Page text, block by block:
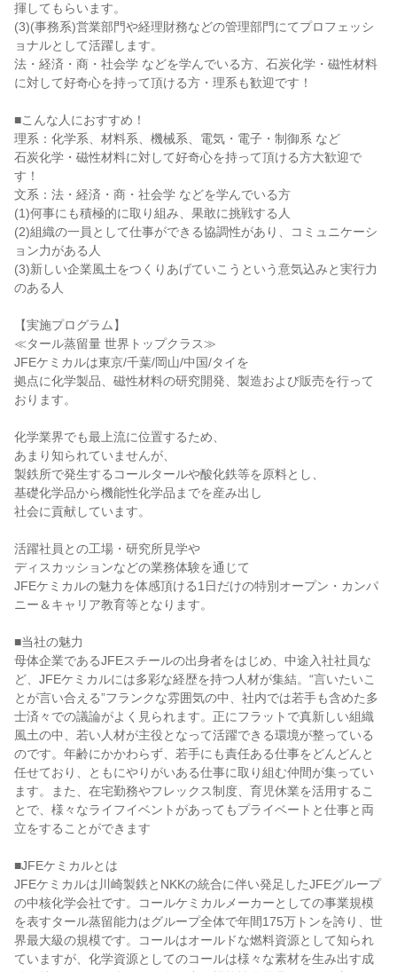
揮してもらいます。
(3)(事務系)営業部門や経理財務などの管理部門にてプロフェッシ
ョナルとして活躍します。
法・経済・商・社会学 などを学んでいる方、石炭化学・磁性材料
に対して好奇心を持って頂ける方・理系も歓迎です！
■こんな人におすすめ！
理系：化学系、材料系、機械系、電気・電子・制御系 など
石炭化学・磁性材料に対して好奇心を持って頂ける方大歓迎で
す！
文系：法・経済・商・社会学 などを学んでいる方
(1)何事にも積極的に取り組み、果敢に挑戦する人
(2)組織の一員として仕事ができる協調性があり、コミュニケーシ
ョン力がある人
(3)新しい企業風土をつくりあげていこうという意気込みと実行力
のある人
【実施プログラム】
≪タール蒸留量 世界トップクラス≫
JFEケミカルは東京/千葉/岡山/中国/タイを
拠点に化学製品、磁性材料の研究開発、製造および販売を行って
おります。
化学業界でも最上流に位置するため、
あまり知られていませんが、
製鉄所で発生するコールタールや酸化鉄等を原料とし、
基礎化学品から機能性化学品までを産み出し
社会に貢献しています。
活躍社員との工場・研究所見学や
ディスカッションなどの業務体験を通じて
JFEケミカルの魅力を体感頂ける1日だけの特別オープン・カンパ
ニー＆キャリア教育等となります。
■当社の魅力
母体企業であるJFEスチールの出身者をはじめ、中途入社社員な
ど、JFEケミカルには多彩な経歴を持つ人材が集結。“言いたいこ
とが言い合える”フランクな雰囲気の中、社内では若手も含めた多
士済々での議論がよく見られます。正にフラットで真新しい組織
風土の中、若い人材が主役となって活躍できる環境が整っている
のです。年齢にかかわらず、若手にも責任ある仕事をどんどんと
任せており、ともにやりがいある仕事に取り組む仲間が集ってい
ます。また、在宅勤務やフレックス制度、育児休業を活用するこ
とで、様々なライフイベントがあってもプライベートと仕事と両
立をすることができます
■JFEケミカルとは
JFEケミカルは川崎製鉄とNKKの統合に伴い発足したJFEグループ
の中核化学会社です。コールケミカルメーカーとしての事業規模
を表すタール蒸留能力はグループ全体で年間175万トンを誇り、世
界最大級の規模です。コールはオールドな燃料資源として知られ
ていますが、化学資源としてのコールは様々な素材を生み出す成